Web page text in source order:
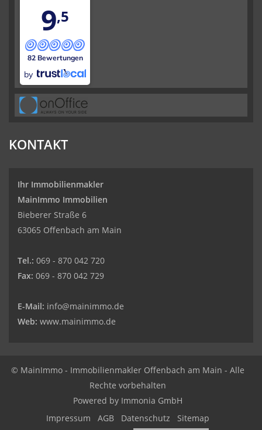
9,5
82 Bewertungen
by
KONTAKT
Ihr Immobilienmakler
MainImmo Immobilien
Bieberer Straße 6
63065 Offenbach am Main
Tel.: 069 - 870 042 720
Fax: 069 - 870 042 729
E-Mail: info@mainimmo.de
Web: www.mainimmo.de
© MainImmo - Immobilienmakler Offenbach am Main - Alle
Rechte vorbehalten
Powered by Immonia GmbH
Impressum
AGB Datenschutz
Sitemap